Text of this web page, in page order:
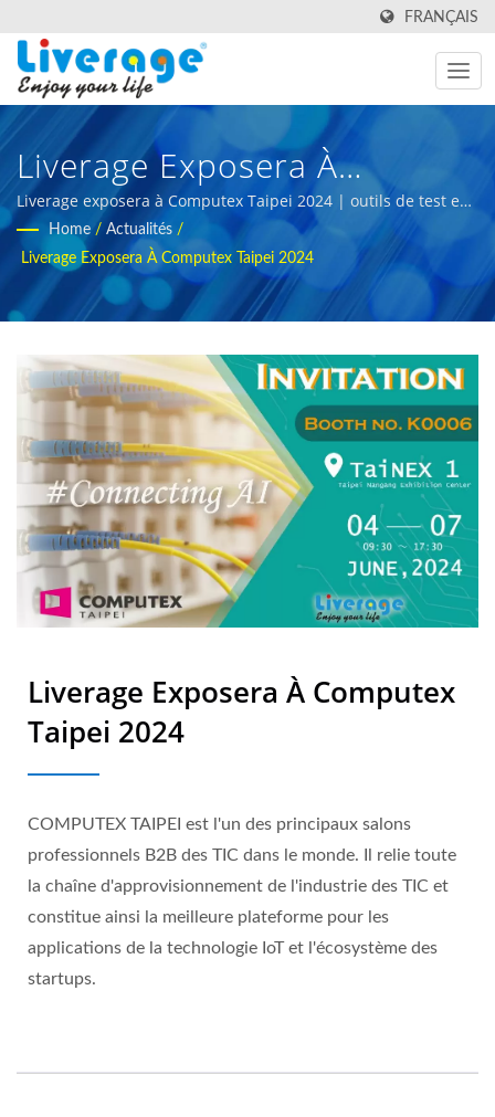
FRANÇAIS
Liverage Exposera À
Computex Taipei 2024 |
Transceivers Optiques Pour
Les Réseaux 5G Et De
Liverage exposera à Computex Taipei 2024 | outils de test en
fibre optique innovants pour les centres de données
Home / Actualités /
Liverage Exposera À Computex Taipei 2024
Liverage Exposera À Computex
Taipei 2024
COMPUTEX TAIPEI est l'un des principaux salons
professionnels B2B des TIC dans le monde. Il relie toute
la chaîne d'approvisionnement de l'industrie des TIC et
constitue ainsi la meilleure plateforme pour les
applications de la technologie IoT et l'écosystème des
startups.